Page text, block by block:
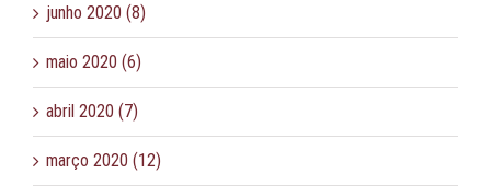
junho 2020 (8)
maio 2020 (6)
abril 2020 (7)
março 2020 (12)